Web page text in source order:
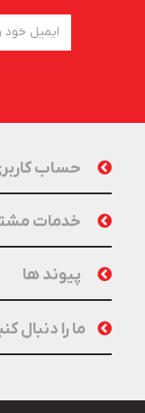
حساب
خدمات
پیوند ها
ما را دنبال